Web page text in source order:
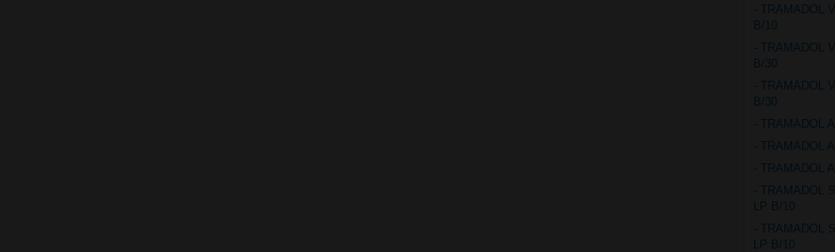
- TRAMADOL
B/10
- TRAMADOL
B/30
- TRAMADOL
B/30
- TRAMADOL
- TRAMADOL
- TRAMADOL
- TRAMADOL
LP B/10
- TRAMADOL
LP B/10